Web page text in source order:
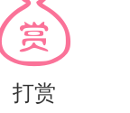
打赏